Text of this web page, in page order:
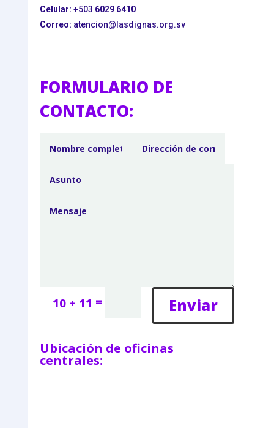
Celular: +503 6029 6410
Correo: atencion@lasdignas.org.sv
FORMULARIO DE
CONTACTO:
10 + 11 = Enviar
Ubicación de oficinas
centrales: